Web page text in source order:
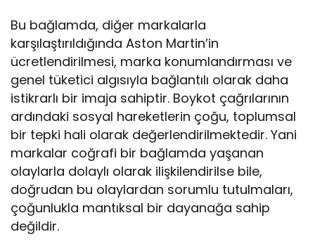
Bu bağlamda, diğer markalarla
karşılaştırıldığında Aston Martin’in
ücretlendirilmesi, marka konumlandırması ve
genel tüketici algısıyla bağlantılı olarak daha
istikrarlı bir imaja sahiptir. Boykot çağrılarının
ardındaki sosyal hareketlerin çoğu, toplumsal
bir tepki hali olarak değerlendirilmektedir. Yani
markalar coğrafi bir bağlamda yaşanan
olaylarla dolaylı olarak ilişkilendirilse bile,
doğrudan bu olaylardan sorumlu tutulmaları,
çoğunlukla mantıksal bir dayanağa sahip
değildir.